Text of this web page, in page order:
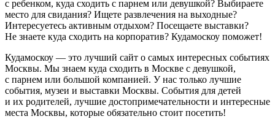
с ребенком, куда сходить с парнем или девушкой? Выбираете
место для свидания? Ищете развлечения на выходные?
Интересуетесь активным отдыхом? Посещаете выставки?
Не знаете куда сходить на корпоратив? Кудамоскоу поможет!
Кудамоскоу — это лучший сайт о самых интересных событиях
Москвы. Мы знаем куда сходить в Москве с девушкой,
с парнем или большой компанией. У нас только лучшие
события, музеи и выставки Москвы. События для детей
и их родителей, лучшие достопримечательности и интересные
места Москвы, которые обязательно стоит посетить!